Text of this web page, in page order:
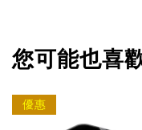
您可能也喜
優惠